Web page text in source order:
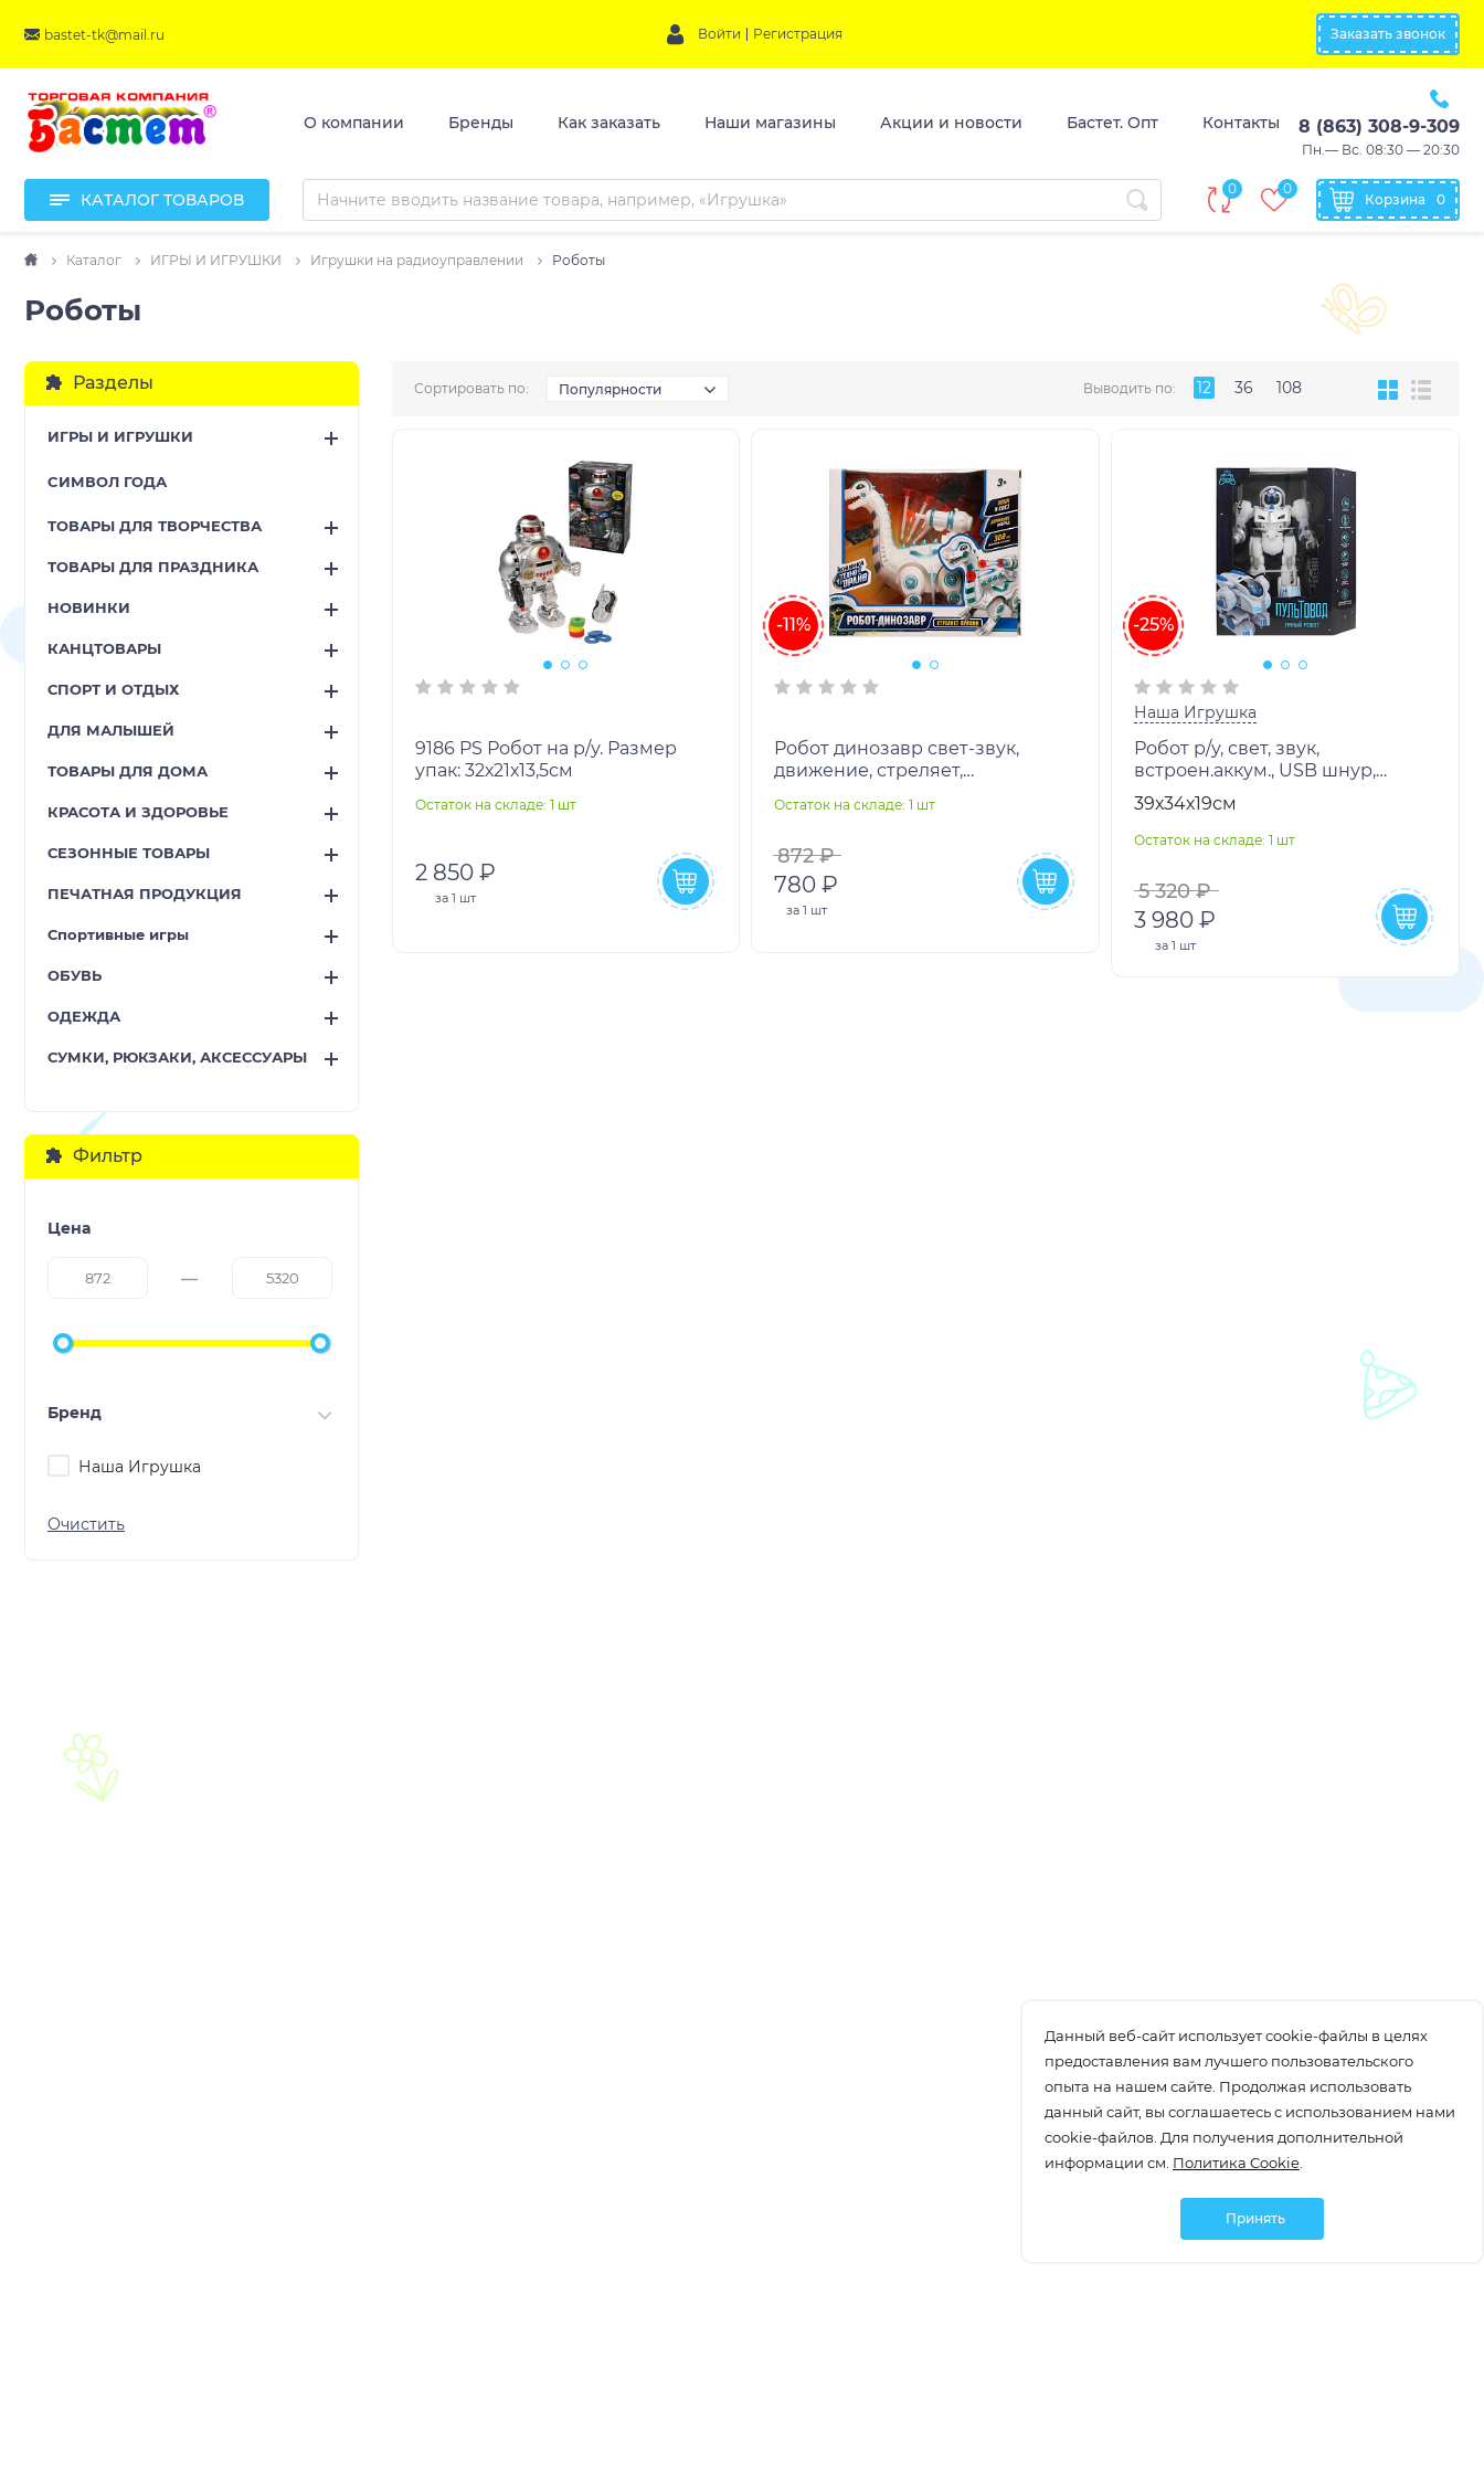
bastet-tk@mail.ru Войти Регистрация Заказать звонок
О компании Бренды Как заказать Наши магазины Акции и новости Бастет. Опт Контакты 8 (863) 308-9-309
Пн.— Вс. 08:30 — 20:30
КАТАЛОГ ТОВАРОВ
0 0
Корзина 0
Каталог ИГРЫ И ИГРУШКИ Игрушки на радиоуправлении Роботы
Роботы
Разделы
ИГРЫ И ИГРУШКИ
CИМВОЛ ГОДА
ТОВАРЫ ДЛЯ ТВОРЧЕСТВА
ТОВАРЫ ДЛЯ ПРАЗДНИКА
НОВИНКИ
КАНЦТОВАРЫ
СПОРТ И ОТДЫХ
ДЛЯ МАЛЫШЕЙ
ТОВАРЫ ДЛЯ ДОМА
КРАСОТА И ЗДОРОВЬЕ
СЕЗОННЫЕ ТОВАРЫ
ПЕЧАТНАЯ ПРОДУКЦИЯ
Спортивные игры
ОБУВЬ
ОДЕЖДА
СУМКИ, РЮКЗАКИ, АКСЕССУАРЫ
Фильтр
Цена
Бренд
Наша Игрушка
Сортировать по: Популярности Выводить по: 12 36 108
9186 PS Робот на р/у. Размер
упак: 32х21х13,5см
Остаток на складе: 1 шт
2 850 ₽
за 1 шт
-11%
Робот динозавр свет-звук,
движение, стреляет,
ТЕХНОДРАЙВ в кор.2*24шт
Остаток на складе: 1 шт
872 ₽
780 ₽
за 1 шт
-25%
Наша Игрушка
Робот р/у, свет, звук,
встроен.аккум., USB шнур,
эл.пит.ААА*2шт.не вх.в комплект,
в ассо
39х34х19см
Остаток на складе: 1 шт
5 320 ₽
3 980 ₽
за 1 шт
Данный веб-сайт использует cookie-файлы в целях
предоставления вам лучшего пользовательского
опыта на нашем сайте. Продолжая использовать
данный сайт, вы соглашаетесь с использованием нами
cookie-файлов. Для получения дополнительной
информации см. Политика Cookie
Принять